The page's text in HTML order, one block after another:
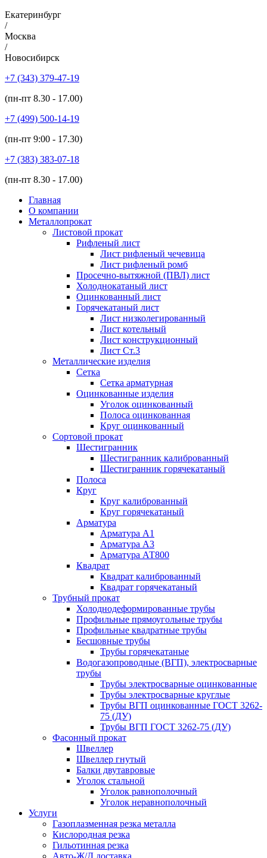
Екатеринбург
/
Москва
/
Новосибирск
+7 (343) 379-47-19
(пн-пт 8.30 - 17.00)
+7 (499) 500-14-19
(пн-пт 9:00 - 17.30)
+7 (383) 383-07-18
(пн-пт 8.30 - 17.00)
Главная
О компании
Металлопрокат
Листовой прокат
Рифленый лист
Лист рифленый чечевица
Лист рифленый ромб
Просечно-вытяжной (ПВЛ) лист
Холоднокатаный лист
Оцинкованный лист
Горячекатаный лист
Лист низколегированный
Лист котельный
Лист конструкционный
Лист Ст.3
Металлические изделия
Сетка
Сетка арматурная
Оцинкованные изделия
Уголок оцинкованный
Полоса оцинкованная
Круг оцинкованный
Сортовой прокат
Шестигранник
Шестигранник калиброванный
Шестигранник горячекатаный
Полоса
Круг
Круг калиброванный
Круг горячекатаный
Арматура
Арматура А1
Арматура А3
Арматура АТ800
Квадрат
Квадрат калиброванный
Квадрат горячекатаный
Трубный прокат
Холоднодеформированные трубы
Профильные прямоугольные трубы
Профильные квадратные трубы
Бесшовные трубы
Трубы горячекатаные
Водогазопроводные (ВГП), электросварные
трубы
Трубы электросварные оцинкованные
Трубы электросварные круглые
Трубы ВГП оцинкованные ГОСТ 3262-
75 (ДУ)
Трубы ВГП ГОСТ 3262-75 (ДУ)
Фасонный прокат
Швеллер
Швеллер гнутый
Балки двутавровые
Уголок стальной
Уголок равнополочный
Уголок неравнополочный
Услуги
Газоплазменная резка металла
Кислородная резка
Гильотинная резка
Авто-Ж/Д доставка